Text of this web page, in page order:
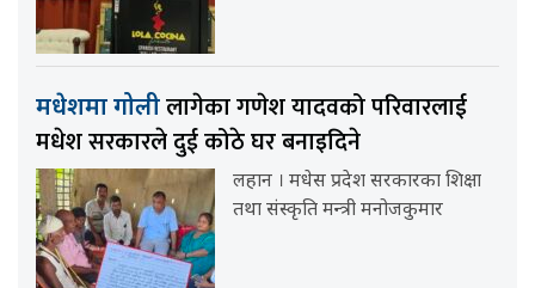
मधेशमा गोलीलागेका गणेश यादवको परिवारलाई
मधेश सरकारले दुई कोठे घर बनाइदिने
लहान । मधेस प्रदेश सरकारका शिक्षा
तथा संस्कृति मन्त्री मनोजकुमार